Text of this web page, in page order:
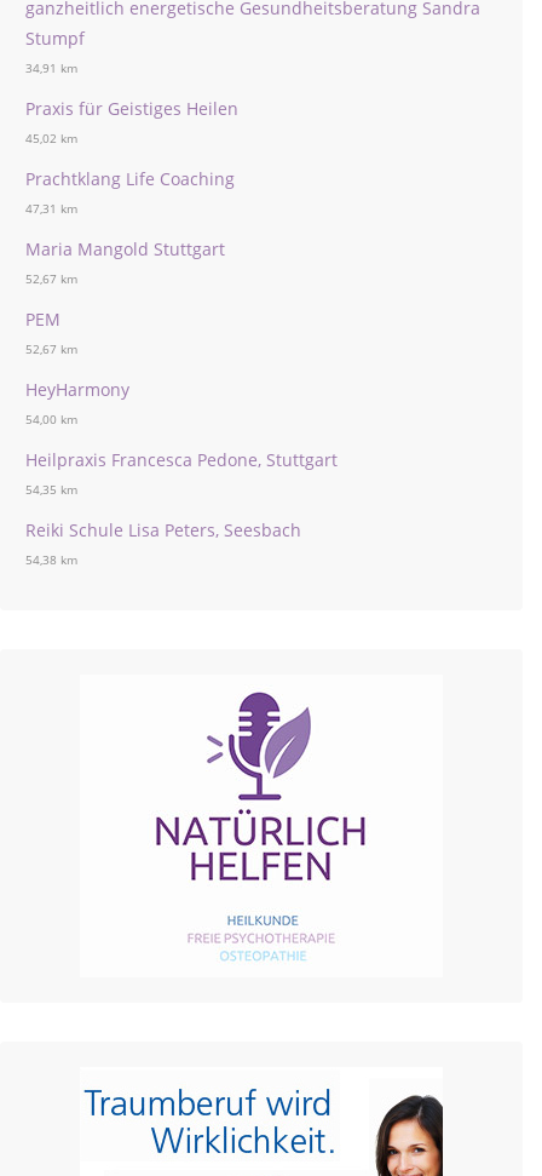
ganzheitlich energetische Gesundheitsberatung Sandra
Stumpf
34,91 km
Praxis für Geistiges Heilen
45,02 km
Prachtklang Life Coaching
47,31 km
Maria Mangold Stuttgart
52,67 km
PEM
52,67 km
HeyHarmony
54,00 km
Heilpraxis Francesca Pedone, Stuttgart
54,35 km
Reiki Schule Lisa Peters, Seesbach
54,38 km